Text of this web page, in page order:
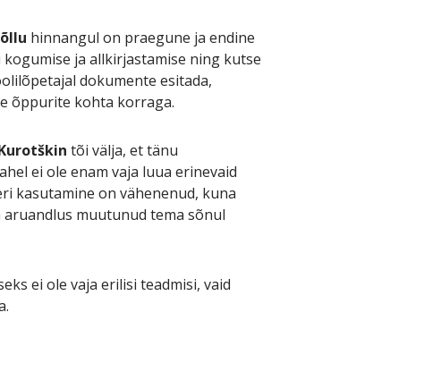
hinnangul on praegune ja endine
ja allkirjastamise ning kutse
dokumente esitada,
õppurite kohta korraga.
tõi välja, et tänu
ei ole enam vaja luua erinevaid
kasutamine on vähenenud, kuna
muutunud tema sõnul
ei ole vaja erilisi teadmisi, vaid